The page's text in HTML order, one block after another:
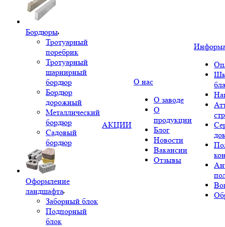
Бордюры
Тротуарный
поребрик
Тротуарный
шарнирный
бордюр
Бордюр
дорожный
Металлический
бордюр
Садовый
бордюр
Оформление
ландшафта
Заборный блок
Подпорный
блок
АКЦИИ
О нас
О заводе
О
продукции
Блог
Новости
Вакансии
Отзывы